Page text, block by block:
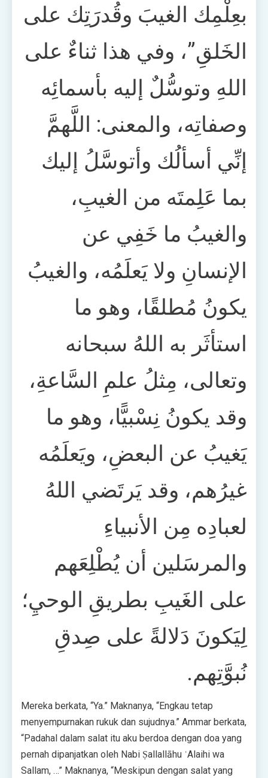
بعِلْمِك الغيبَ وقُدرَتِك على
الخَلقِ”، وفي هذا ثناءٌ على
اللهِ وتوسُّلٌ إليه بأسمائِه
وصفاتِه، والمعنى: اللَّهمَّ
إنِّي أسألُك وأتوسَّلُ إليك
بما عَلِمتَه من الغيبِ،
والغيبُ ما خَفِي عن
الإنسانِ ولا يَعلَمُه، والغيبُ
يكونُ مُطلقًا، وهو ما
استأثَر به اللهُ سبحانه
وتعالى، مِثلُ علمِ السَّاعةِ،
وقد يكونُ نِسْبيًّا، وهو ما
يَغيبُ عن البعضِ، ويَعلَمُه
غيرُهم، وقد يَرتَضي اللهُ
لعبادِه مِن الأنبياءِ
والمرسَلين أن يُطْلِعَهم
على الغَيبِ بطريقِ الوحيِ؛
لِيَكونَ دَلالةً على صِدقِ
نُبوَّتِهم.
Mereka berkata, “Ya.” Maknanya, “Engkau tetap
menyempurnakan rukuk dan sujudnya.” Ammar berkata,
“Padahal dalam salat itu aku berdoa dengan doa yang
pernah dipanjatkan oleh Nabi Ṣallallāhu ʿAlaihi wa
Sallam, …” Maknanya, “Meskipun dengan salat yang